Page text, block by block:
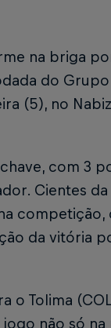
na briga
do
(5), no
com 3
Cientes
da vitória
o Tolima
não só